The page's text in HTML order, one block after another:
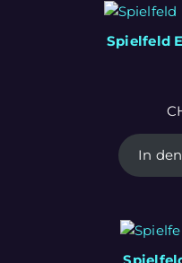
Spielfeld
In